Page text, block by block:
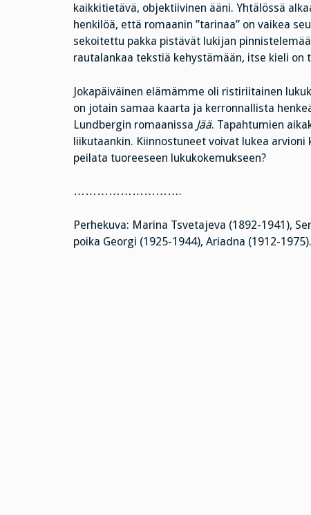
kaikkitietävä, objektiivinen ääni. Yhtälössä
henkilöä, että romaanin ”tarinaa” on vaikea
sekoitettu pakka pistävät lukijan
rautalankaa tekstiä kehystämään, itse kieli on
Jokapäiväinen elämämme oli ristiriitainen
on jotain samaa kaarta ja kerronnallista
Lundbergin romaanissa Jää. Tapahtumien
liikutaankin. Kiinnostuneet voivat lukea arvioni
peilata tuoreeseen lukukokemukseen?
……………………….
Perhekuva: Marina Tsvetajeva (1892-1941),
poika Georgi (1925-1944), Ariadna (1912-1975).